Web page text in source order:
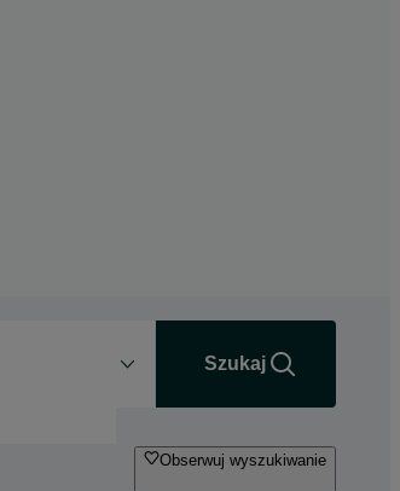
Szukaj
Obserwuj wyszukiwanie